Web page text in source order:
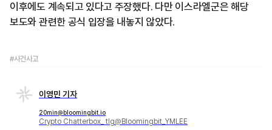
이후에도 계속되고 있다고 주장했다. 다만 이스라엘군은 해당
보도와 관련한 공식 입장을 내놓지 않았다.
#사건사고
이영민 기자
20min@bloomingbit.io
Crypto Chatterbox_ tlg@Bloomingbit_YMLEE